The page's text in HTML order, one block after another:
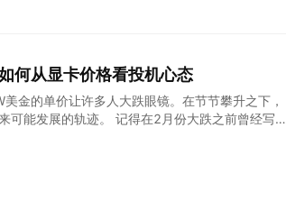
是不是 AMD 生来就和工农阶级
何从显卡价格看投机心态
金的单价让许多人大跌眼镜。在节节攀升之下，
可能发展的轨迹。 记得在2月份大跌之前曾经写过
型底部，随后价格就扶摇直上。而更早期利用电